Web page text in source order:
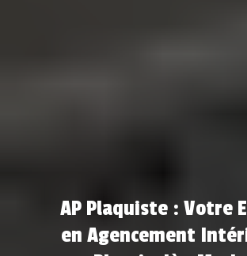
AP Plaquiste : Votre
en Agencement